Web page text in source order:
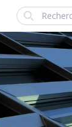
Search